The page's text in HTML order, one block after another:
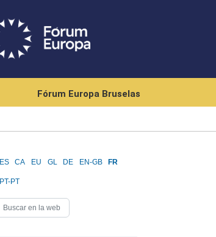
Fórum Europa Bruselas
ES CA EU GL DE EN-GB FR
PT-PT